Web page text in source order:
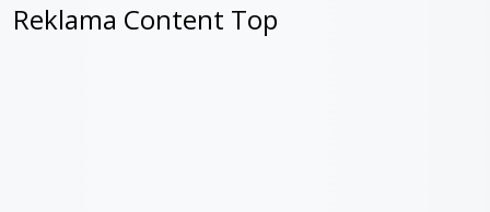
Reklama Content Top